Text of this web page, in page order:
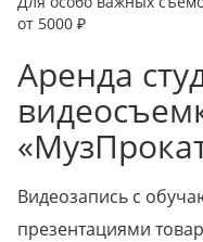
от 5000 ₽
Аренда
Видеозапись с
презентациями